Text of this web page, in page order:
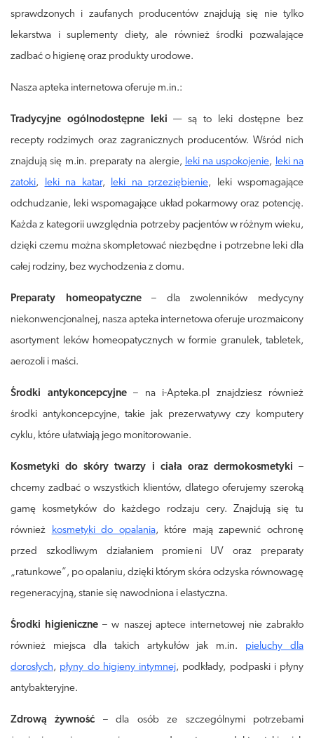
sprawdzonych i zaufanych producentów znajdują się nie tylko
lekarstwa i suplementy diety, ale również środki pozwalające
zadbać o higienę oraz produkty urodowe.
Nasza apteka internetowa oferuje m.in.:
Tradycyjne ogólnodostępne leki — są to leki dostępne bez
recepty rodzimych oraz zagranicznych producentów. Wśród nich
znajdują się m.in. preparaty na alergie, leki na uspokojenie, leki na
zatoki, leki na katar, leki na przeziębienie, leki wspomagające
odchudzanie, leki wspomagające układ pokarmowy oraz potencję.
Każda z kategorii uwzględnia potrzeby pacjentów w różnym wieku,
dzięki czemu można skompletować niezbędne i potrzebne leki dla
całej rodziny, bez wychodzenia z domu.
Preparaty homeopatyczne– dla zwolenników medycyny
niekonwencjonalnej, nasza apteka internetowa oferuje urozmaicony
asortyment leków homeopatycznych w formie granulek, tabletek,
aerozoli i maści.
Środki antykoncepcyjne– na i-Apteka.pl znajdziesz również
środki antykoncepcyjne, takie jak prezerwatywy czy komputery
cyklu, które ułatwiają jego monitorowanie.
Kosmetyki do skóry twarzy i ciała oraz dermokosmetyki –
chcemy zadbać o wszystkich klientów, dlatego oferujemy szeroką
gamę kosmetyków do każdego rodzaju cery. Znajdują się tu
również kosmetyki do opalania, które mają zapewnić ochronę
przed szkodliwym działaniem promieni UV oraz preparaty
„ratunkowe”, po opalaniu, dzięki którym skóra odzyska równowagę
regeneracyjną, stanie się nawodniona i elastyczna.
Środki higieniczne – w naszej aptece internetowej nie zabrakło
również miejsca dla takich artykułów jak m.in. pieluchy dla
dorosłych, płyny do higieny intymnej, podkłady, podpaski i płyny
antybakteryjne.
Zdrową żywność – dla osób ze szczególnymi potrzebami